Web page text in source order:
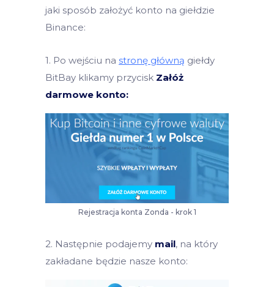
jaki sposób założyć konto na giełdzie
Binance:
1. Po wejściu na stronę główną giełdy
BitBay klikamy przycisk Załóż
darmowe konto:
Rejestracja konta Zonda - krok 1
2. Następnie podajemy mail, na który
zakładane będzie nasze konto: